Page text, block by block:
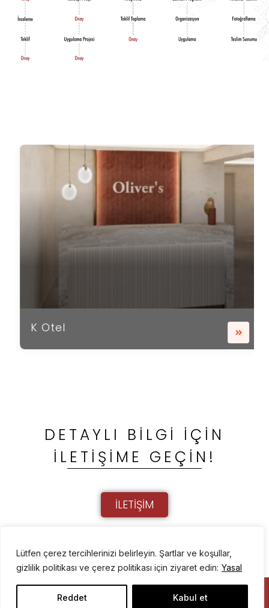
Lütfen çerez tercihlerinizi belirleyin. Şartlar ve koşullar,
gizlilik politikası ve çerez politikası için ziyaret edin: Yasal
Reddet Kabul et
K Otel
DETAYLI BILGI İÇIN
İLETIŞIME GEÇIN!
ILETIŞIM
CE’s | TÜM HAKLARI SAKLIDIR |